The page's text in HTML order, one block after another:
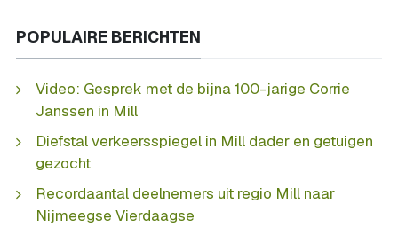
POPULAIRE BERICHTEN
Video: Gesprek met de bijna 100-jarige Corrie
Janssen in Mill
Diefstal verkeersspiegel in Mill dader en getuigen
gezocht
Recordaantal deelnemers uit regio Mill naar
Nijmeegse Vierdaagse